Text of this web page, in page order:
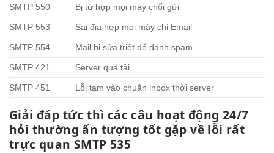
SMTP 550 Bị từ hợp mọi máy chối gửi
SMTP 553 Sai địa hợp mọi máy chỉ Email
SMTP 554 Mail bịsửa triệt để đánh spam
SMTP 421 Server quá tải
SMTP 451 Lỗi tạmvào chuẩn inbox thời server
Giải đáp tức thì các câu hoạt động 24/7
hỏi thườngấn tượng tốt gặp về lỗi rất
trực quan SMTP 535